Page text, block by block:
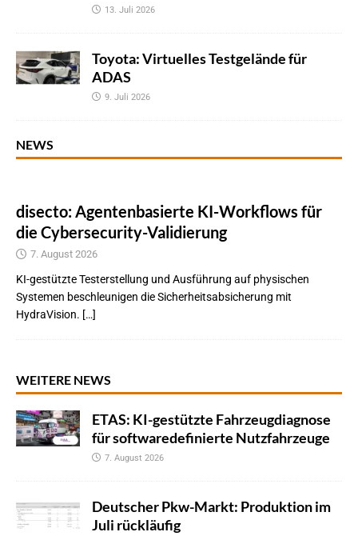
13. Juli 2026
Toyota: Virtuelles Testgelände für
ADAS
9. Juli 2026
NEWS
disecto: Agentenbasierte KI-Workflows für
die Cybersecurity-Validierung
7. August 2026
KI-gestützte Testerstellung und Ausführung auf physischen
Systemen beschleunigen die Sicherheitsabsicherung mit
HydraVision. […]
WEITERE NEWS
ETAS: KI-gestützte Fahrzeugdiagnose
für softwaredefinierte Nutzfahrzeuge
7. August 2026
Deutscher Pkw-Markt: Produktion im
Juli rückläufig